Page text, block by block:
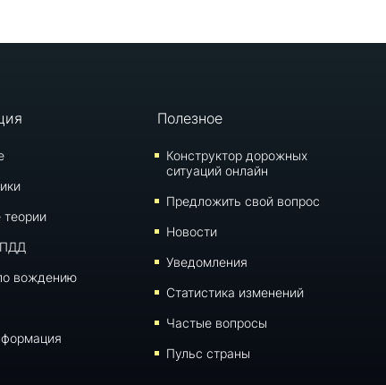
вождению
Полезное
Конструктор дорожных
ситуаций онлайн
Предложить свой вопрос
Новости
Уведомления
Статистика изменений
Частые вопросы
Пульс страны